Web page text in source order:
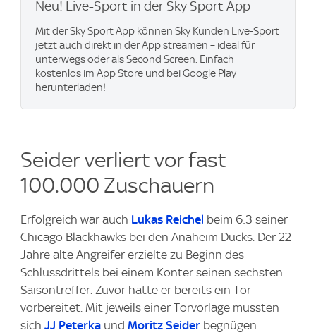
Neu! Live-Sport in der Sky Sport App
Mit der Sky Sport App können Sky Kunden Live-Sport
jetzt auch direkt in der App streamen – ideal für
unterwegs oder als Second Screen. Einfach
kostenlos im App Store und bei Google Play
herunterladen!
Seider verliert vor fast
100.000 Zuschauern
Erfolgreich war auch Lukas Reichel beim 6:3 seiner
Chicago Blackhawks bei den Anaheim Ducks. Der 22
Jahre alte Angreifer erzielte zu Beginn des
Schlussdrittels bei einem Konter seinen sechsten
Saisontreffer. Zuvor hatte er bereits ein Tor
vorbereitet. Mit jeweils einer Torvorlage mussten
sich JJ Peterka und Moritz Seider begnügen.